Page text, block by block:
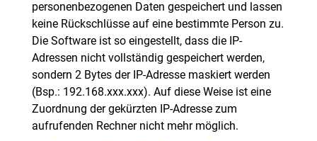
personenbezogenen Daten gespeichert und lassen
keine Rückschlüsse auf eine bestimmte Person zu.
Die Software ist so eingestellt, dass die IP-
Adressen nicht vollständig gespeichert werden,
sondern 2 Bytes der IP-Adresse maskiert werden
(Bsp.: 192.168.xxx.xxx). Auf diese Weise ist eine
Zuordnung der gekürzten IP-Adresse zum
aufrufenden Rechner nicht mehr möglich.